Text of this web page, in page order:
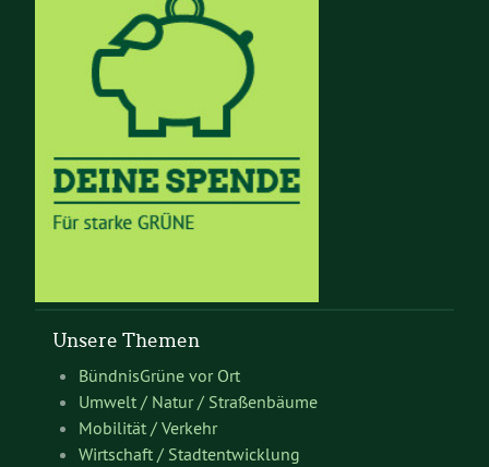
Unsere Themen
BündnisGrüne vor Ort
Umwelt / Natur / Straßenbäume
Mobilität / Verkehr
Wirtschaft / Stadtentwicklung